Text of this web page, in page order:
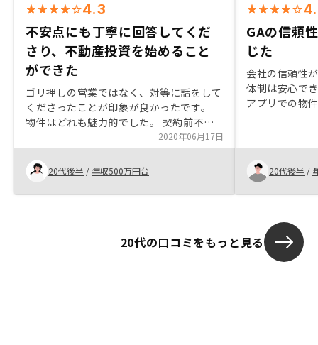
4.3
不安点にも丁寧に回答してくだ
さり、不動産投資を始めること
ができた
ゴリ押しの営業ではなく、対等に話をして
くださったことが印象が良かったです。
物件はどれも魅力的でした。 契約前不安
になりたくさんのことを質問しましたが、
いつも丁寧に回答してくださり、また対面
での回答も提案してくださりと納得して購
入が出来ました。・事務能力。営業は良い
が事務が心配。 ・シュミレーションのサ
2020年06月17日
20代後半 / 年収500万円台
GAの信頼
じた
会社の信頼性
体制は安心で
アプリでの物
20代後半 /
20代の口コミをもっと見る